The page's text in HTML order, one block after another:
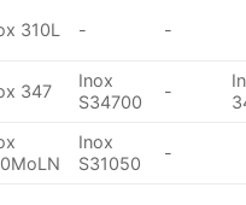
310L - -
347
Inox
S34700
-
Inox
S31050
-